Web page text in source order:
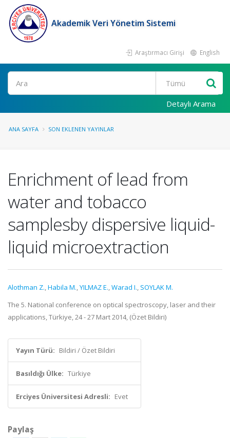
Akademik Veri Yönetim Sistemi
Araştırmacı Girişi English
Ara
Detaylı Arama
ANA SAYFA SON EKLENEN YAYINLAR
Enrichment of lead from
water and tobacco
samplesby dispersive liquid-
liquid microextraction
Alothman Z.,Habila M.,YILMAZ E.,Warad I., SOYLAK M.
The 5. National conference on optical spectroscopy, laser and their
applications, Türkiye, 24 - 27 Mart 2014, (Özet Bildiri)
Yayın Türü: Bildiri / Özet Bildiri
Basıldığı Ülke: Türkiye
Erciyes Üniversitesi Adresli: Evet
Paylaş